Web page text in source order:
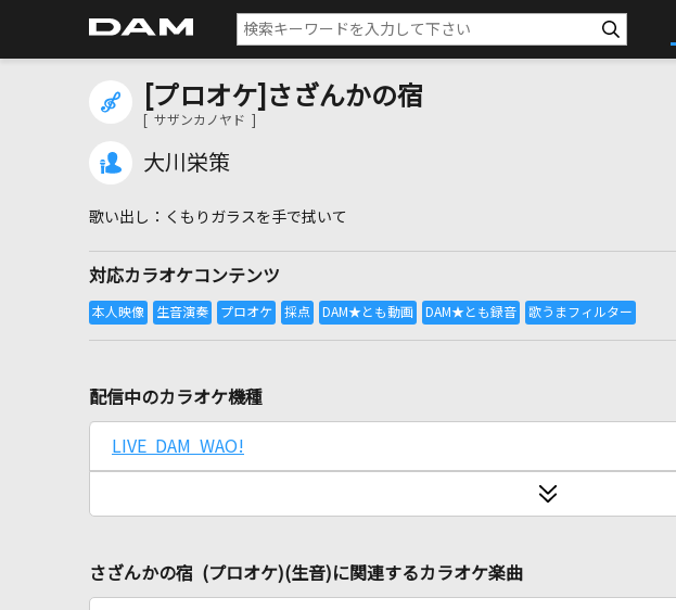
[プロオケ]さざんかの宿
[ サザンカノヤド ]
大川栄策
くもりガラスを手で拭いて
対応カラオケコンテンツ
配信中のカラオケ機種
LIVE DAM WAO!
さざんかの宿 (プロオケ)(生音)に関連するカラオケ楽曲